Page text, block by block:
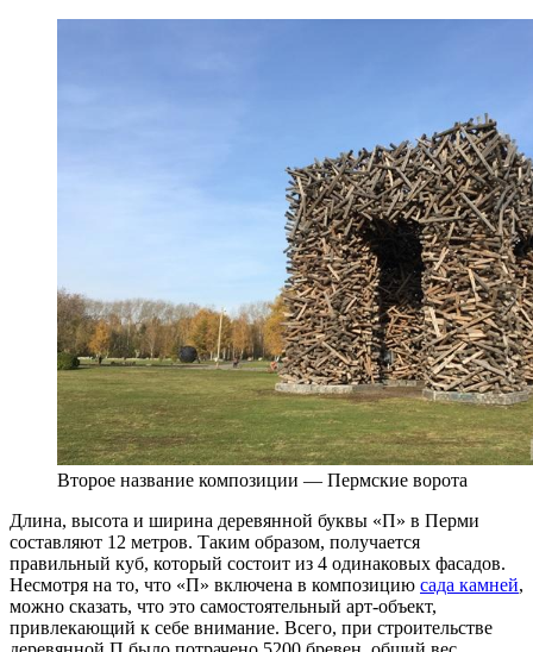
Второе название композиции — Пермские ворота
Длина, высота и ширина деревянной буквы «П» в Перми
составляют 12 метров. Таким образом, получается
правильный куб, который состоит из 4 одинаковых фасадов.
Несмотря на то, что «П» включена в композицию сада камней,
можно сказать, что это самостоятельный арт-объект,
привлекающий к себе внимание. Всего, при строительстве